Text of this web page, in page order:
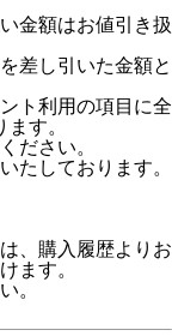
金額はお値引き扱
差し引いた金額と
ト利用の項目に全
す。
ださい。
たしております。
、購入履歴よりお
ます。
。